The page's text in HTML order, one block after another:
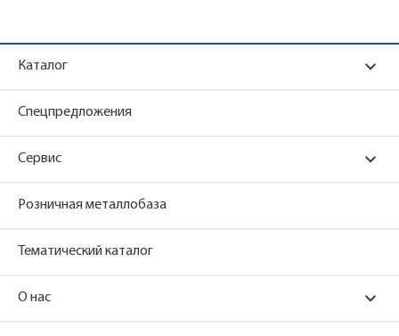
Каталог
Спецпредложения
Сервис
Розничная металлобаза
Тематический каталог
О нас